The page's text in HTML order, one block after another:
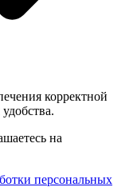
корректной
на
персональных